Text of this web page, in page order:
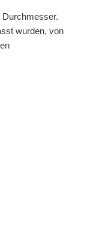
Durchmesser.
wurden, von